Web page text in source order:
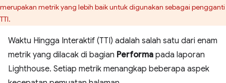
merupakan metrik yang lebih baik untuk digunakan sebagai pengganti
TTI.
Waktu Hingga Interaktif (TTI) adalah salah satu dari enam
metrik yang dilacak di bagian Performa pada laporan
Lighthouse. Setiap metrik menangkap beberapa aspek